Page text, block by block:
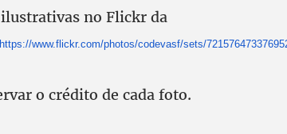
no Flickr da
https://www.flickr.com/photos/codevasf/sets/
o crédito de cada foto.